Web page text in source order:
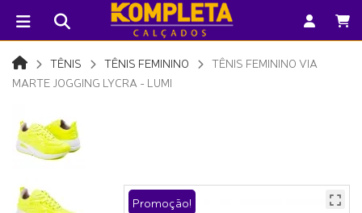
TÊNIS TÊNIS FEMININO
TÊNIS FEMININO VIA
MARTE JOGGING LYCRA - LUMI
Promoção!